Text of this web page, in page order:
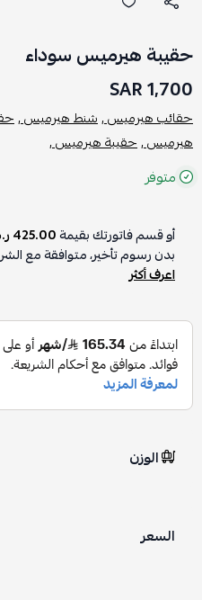
حقيبة هيرميس سوداء
1,700 SAR
حقائب هيرميس ,شنط هيرميس ,
هيرميس ,حقيبة هيرميس ,
متوفر
أو قسم فاتورتك بقيمة425.00 ر.س
بدون رسوم تأخير، متوافقة مع
اعرف أكثر
الوزن
السعر